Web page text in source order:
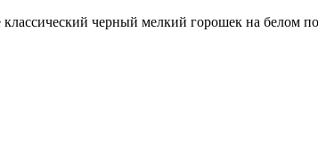
черный мелкий горошек на белом